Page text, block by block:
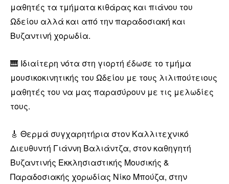
μαθητές τα τμήματα κιθάρας και πιάνου του
Ωδείου αλλά και από την παραδοσιακή και
Βυζαντινή χορωδία.
🎹 Ιδιαίτερη νότα στη γιορτή έδωσε το τμήμα
μουσικοκινητικής του Ωδείου με τους λιλιπούτειους
μαθητές του να μας παρασύρουν με τις μελωδίες
τους.
🎸 Θερμά συγχαρητήρια στον Καλλιτεχνικό
Διευθυντή Γιάννη Βαλιάντζα, στον καθηγητή
Βυζαντινής Εκκλησιαστικής Μουσικής &
Παραδοσιακής χορωδίας Νίκο Μπούζα, στην